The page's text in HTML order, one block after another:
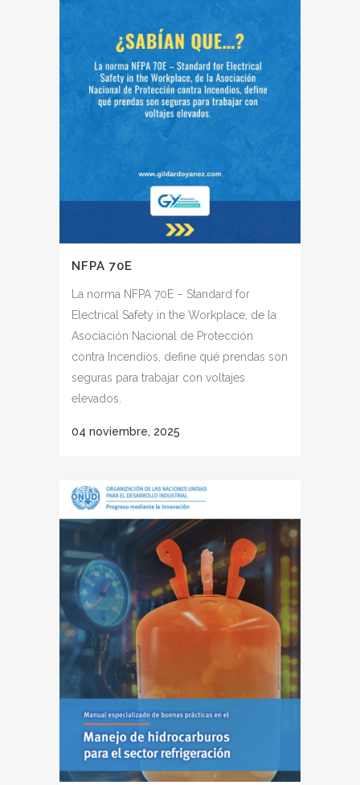
NFPA 70E
La norma NFPA 70E – Standard for
Electrical Safety in the Workplace, de la
Asociación Nacional de Protección
contra Incendios, define qué prendas son
seguras para trabajar con voltajes
elevados.
04 noviembre, 2025